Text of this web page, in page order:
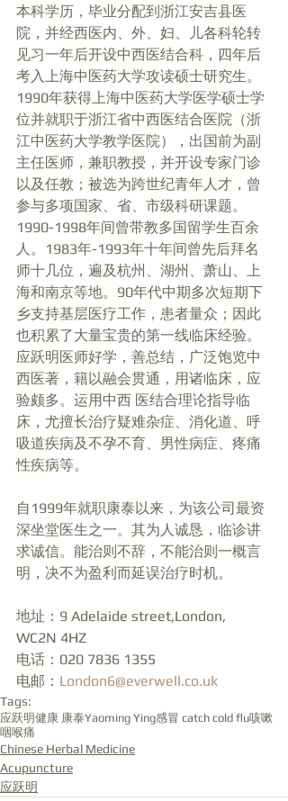
本科学历，毕业分配到浙江安吉县医
院，并经西医内、外、妇、儿各科轮转
见习一年后开设中西医结合科，四年后
考入上海中医药大学攻读硕士研究生。
1990年获得上海中医药大学医学硕士学
位并就职于浙江省中西医结合医院（浙
江中医药大学教学医院），出国前为副
主任医师，兼职教授，并开设专家门诊
以及任教；被选为跨世纪青年人才，曾
参与多项国家、省、市级科研课题。
1990-1998年间曾带教多国留学生百余
人。1983年-1993年十年间曾先后拜名
师十几位，遍及杭州、湖州、萧山、上
海和南京等地。90年代中期多次短期下
乡支持基层医疗工作，患者量众；因此
也积累了大量宝贵的第一线临床经验。
应跃明医师好学，善总结，广泛饱览中
西医著，籍以融会贯通，用诸临床，应
验颇多。运用中西 医结合理论指导临
床，尤擅长治疗疑难杂症、消化道、呼
吸道疾病及不孕不育、男性病症、疼痛
性疾病等。
自1999年就职康泰以来，为该公司最资
深坐堂医生之一。其为人诚恳，临诊讲
求诚信。能治则不辞，不能治则一概言
明，决不为盈利而延误治疗时机。
地址：9 Adelaide street,London,
WC2N 4HZ
电话：020 7836 1355
电邮： London6@everwell.co.uk
Tags:
应跃明健康 康泰Yaoming Ying感冒 catch cold flu咳嗽
咽喉痛
Chinese Herbal Medicine
Acupuncture
应跃明